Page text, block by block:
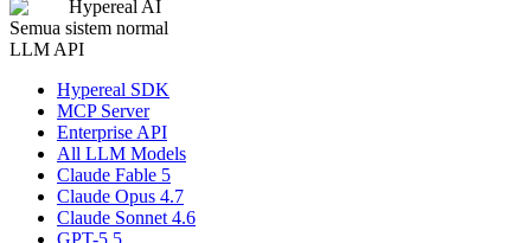
Hypereal AI
Semua sistem normal
LLM API
Hypereal SDK
MCP Server
Enterprise API
All LLM Models
Claude Fable 5
Claude Opus 4.7
Claude Sonnet 4.6
GPT-5.5